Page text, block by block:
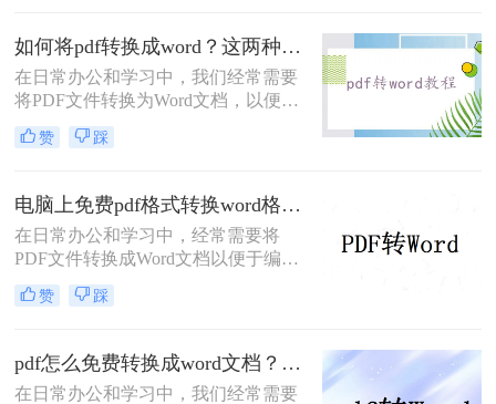
要。那么电脑怎样免费将pdf转为word
呢？本文将介绍两种免费将PDF转为
Word的方法。
如何将pdf转换成word？这两种不同的转换方法了解下！
在日常办公和学习中，我们经常需要
将PDF文件转换为Word文档，以便进
行编辑和修改。那么如何将pdf转换成
word呢？为了帮助用户更轻松地完成
的PDF转Word方法。
赞 踩
电脑上免费pdf格式转换word格式？分享二种转换方式！
在日常办公和学习中，经常需要将
PDF文件转换成Word文档以便于编
辑。对于那些希望节省成本的用户来
说，使用免费工具进行转换是一个不
换word格式呢？本文将介绍两种常用
的免费PDF转Word的方法。
赞 踩
pdf怎么免费转换成word文档？教你3种实用方法!
在日常办公和学习中，我们经常需要